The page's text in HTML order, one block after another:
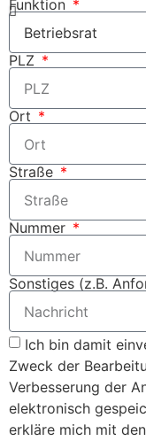
Funktion
PLZ
Ort
Straße
Nummer
Sonstiges (z.B.
Ich bin damit
Zweck der
Verbesserung der
elektronisch
erkläre mich mit